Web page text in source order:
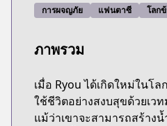
การผจญภัย แฟนตาซี โลก
ภาพรวม
เมื่อ Ryou ได้เกิดใหม่ในโ
ใช้ชีวิตอย่างสงบสุขด้วยเว
แม้ว่าเขาจะสามารถสร้าง